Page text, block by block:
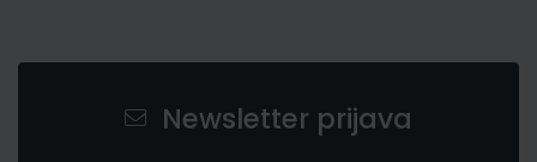
Newsletter prijava